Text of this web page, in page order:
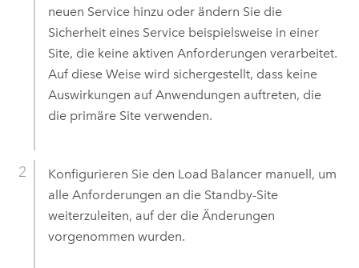
neuen Service hinzu oder ändern Sie die
Sicherheit eines Service beispielsweise in einer
Site, die keine aktiven Anforderungen verarbeitet.
Auf diese Weise wird sichergestellt, dass keine
Auswirkungen auf Anwendungen auftreten, die
die primäre Site verwenden.
Konfigurieren Sie den Load Balancer manuell, um
alle Anforderungen an die Standby-Site
weiterzuleiten, auf der die Änderungen
vorgenommen wurden.